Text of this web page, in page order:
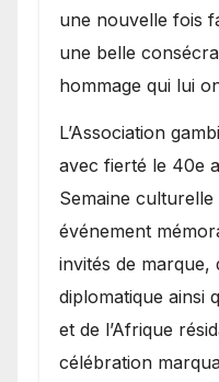
une nouvelle fois
une belle
hommage qui lui
​L’Association
avec fierté le 40e
Semaine culturelle
événement
invités de marque,
diplomatique ainsi
et de l’Afrique
célébration